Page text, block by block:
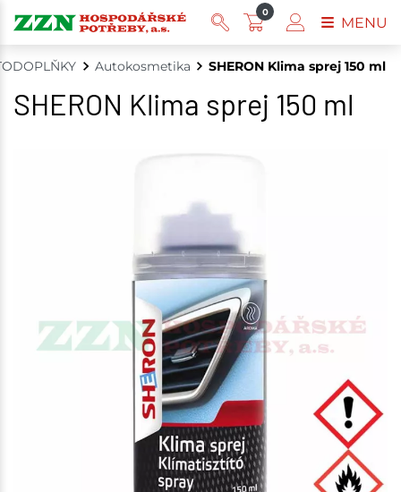
Autokosmetika SHERON Klima sprej 150 ml
SHERON Klima sprej 150 ml
0
MENU